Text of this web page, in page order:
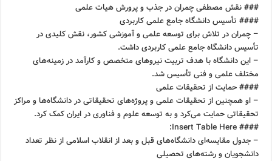
### نقش مصطفی چمران در جذب و پرورش هیات علمی
#### تأسیس دانشگاه جامع علمی کاربردی
– چمران در تلاش برای توسعه علمی و آموزشی کشور، نقش کلیدی در
تأسیس دانشگاه جامع علمی کاربردی داشت.
– این دانشگاه با هدف تربیت نیروهای متخصص و کارآمد در زمینه‌های
مختلف علمی و فنی تأسیس شد.
#### حمایت از تحقیقات علمی
– او همچنین از تحقیقات علمی و پروژه‌های تحقیقاتی در دانشگاه‌ها و مراکز
تحقیقاتی حمایت می‌کرد و به توسعه علوم و فناوری در ایران کمک کرد.
#### Insert Table Here:
– جدول مقایسه‌ای دانشگاه‌های قبل و بعد از انقلاب اسلامی از نظر تعداد
دانشجویان و رشته‌های تحصیلی